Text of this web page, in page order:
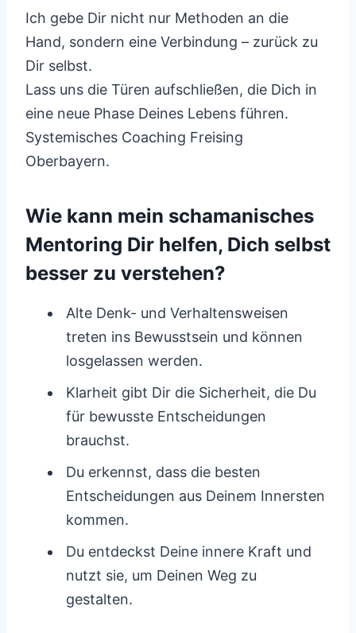
Ich gebe Dir nicht nur Methoden an die
Hand, sondern eine Verbindung – zurück zu
Dir selbst.
Lass uns die Türen aufschließen, die Dich in
eine neue Phase Deines Lebens führen.
Systemisches Coaching Freising
Oberbayern.
Wie kann mein schamanisches
Mentoring Dir helfen, Dich selbst
besser zu verstehen?
Alte Denk- und Verhaltensweisen
treten ins Bewusstsein und können
losgelassen werden.
Klarheit gibt Dir die Sicherheit, die Du
für bewusste Entscheidungen
brauchst.
Du erkennst, dass die besten
Entscheidungen aus Deinem Innersten
kommen.
Du entdeckst Deine innere Kraft und
nutzt sie, um Deinen Weg zu
gestalten.